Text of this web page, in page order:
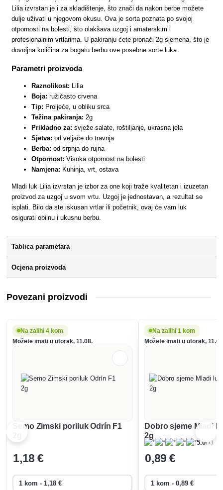
Lilia izvrstan je i za skladištenje, što znači da nakon berbe možete
dulje uživati u njegovom okusu. Ova je sorta poznata po svojoj
otpornosti na bolesti, što olakšava uzgoj i amaterskim i
profesionalnim vrtlarima. U pakiranju ćete pronaći 2g sjemena, što je
dovoljna količina za bogatu berbu ove posebne sorte luka.
Parametri proizvoda
Raznolikost: Lilia
Boja: ružičasto crvena
Tip: Proljeće, u obliku srca
Težina pakiranja: 2g
Prikladno za: svježe salate, roštiljanje, ukrasna jela
Sjetva: od veljače do travnja
Berba: od srpnja do rujna
Otpornost: Visoka otpornost na bolesti
Namjena: Kuhinja, vrt, ostava
Mladi luk Lilia izvrstan je izbor za one koji traže kvalitetan i izuzetan
proizvod za uzgoj u svom vrtu. Uzgoj je jednostavan, a rezultat se
isplati. Bilo da ste iskusan vrtlar ili početnik, ovaj će vam luk
osigurati obilnu i ukusnu berbu.
Tablica parametara
Ocjena proizvoda
Povezani proizvodi
Na zalihi 4 kom
Možete imati u utorak, 11.08.
Semo Zimski poriluk Odrín F1
1,18 €
Na zalihi 1 kom
Možete imati u utorak,
Dobro sjeme Mladi
2g
5.0(1)
0,89 €